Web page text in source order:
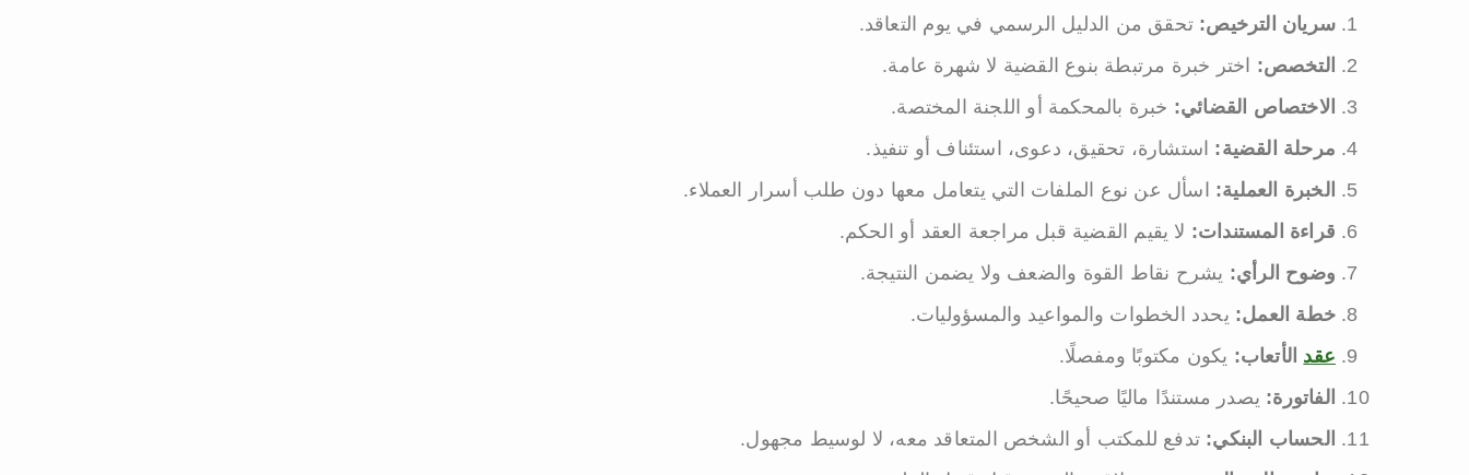
سريان الترخيص: تحقق من الدليل الرسمي في يوم التعاقد.
التخصص: اختر خبرة مرتبطة بنوع القضية لا شهرة عامة.
الاختصاص القضائي: خبرة بالمحكمة أو اللجنة المختصة.
مرحلة القضية: استشارة، تحقيق، دعوى، استئناف أو تنفيذ.
الخبرة العملية: اسأل عن نوع الملفات التي يتعامل معها دون طلب أسرار العملاء.
قراءة المستندات: لا يقيم القضية قبل مراجعة العقد أو الحكم.
وضوح الرأي: يشرح نقاط القوة والضعف ولا يضمن النتيجة.
خطة العمل: يحدد الخطوات والمواعيد والمسؤوليات.
عقد الأتعاب: يكون مكتوبًا ومفصلًا.
الفاتورة: يصدر مستندًا ماليًا صحيحًا.
الحساب البنكي: تدفع للمكتب أو الشخص المتعاقد معه، لا لوسيط مجهول.